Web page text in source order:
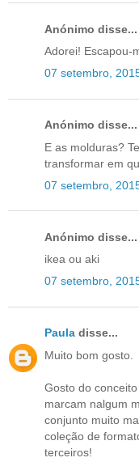
Anónimo disse...
Adorei! Escapou-
07 setembro,
Anónimo disse...
E as molduras?
transformar em
07 setembro,
Anónimo disse...
ikea ou aki
07 setembro,
Paula disse...
Muito bom gosto.
Gosto do
marcam nalgum
conjunto muito
coleção de
terceiros!